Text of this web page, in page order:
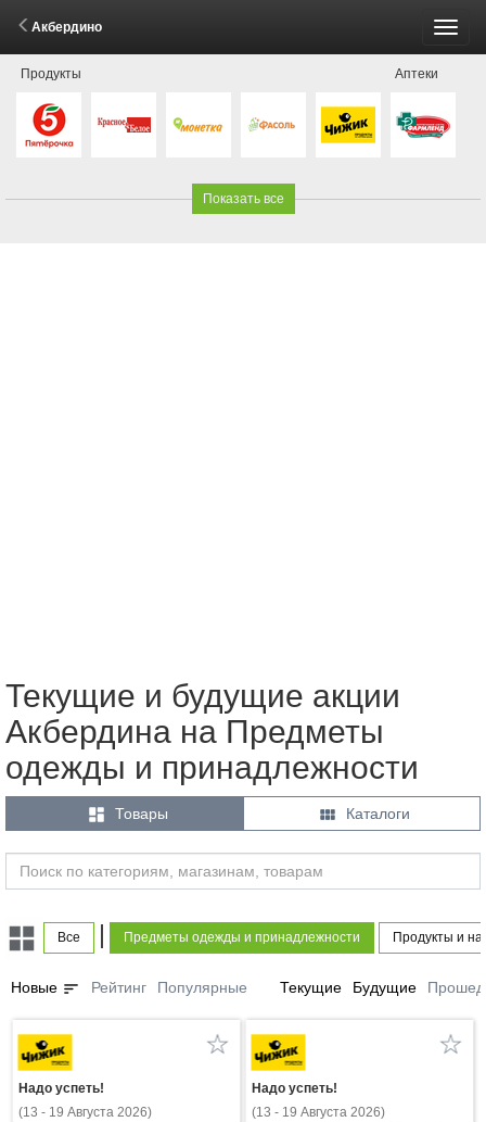
Акбердино
Продукты Аптеки
Показать все
Текущие и будущие акции
Акбердина на Предметы
одежды и принадлежности
 Товары  Каталоги
Все Предметы одежды и принадлежности Продукты и
Новые sort Рейтинг Популярные Текущие Будущие
Надо успеть!
(13 - 19 Августа 2026)
Надо успеть!
(13 - 19 Августа 2026)